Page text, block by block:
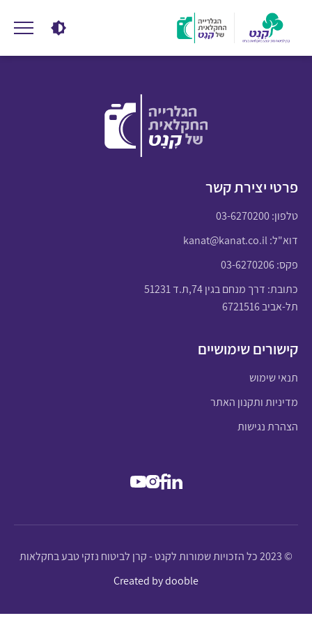
פרטי יצירת קשר
טלפון:03-6270200
דוא"ל:kanat@kanat.co.il
פקס: 03-6270206
כתובת: דרך מנחם בגין 74,ת.ד 51231
תל-אביב 6721516
קישורים שימושיים
תנאי שימוש
מדיניות ותקנון האתר
הצהרת נגישות
© 2023 כל הזכויות שמורות לקנט - קרן לביטוח נזקי טבע בחקלאות
Created by dooble